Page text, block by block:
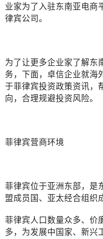
业家为了入驻东南亚电商
律宾公司。
为了让更多企业家了解东
务，下面，卓信企业就海
于菲律宾投资政策资讯，
向，合理规避投资风险。
菲律宾营商环境
菲律宾位于亚洲东部，是
盟成员国、亚太经合组织
菲律宾人口数量众多、价
多，为发展中国家、新兴